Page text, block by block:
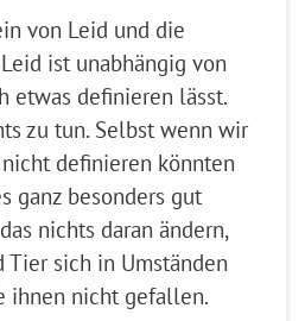
von Leid und die
ist unabhängig von
etwas definieren lässt.
zu tun. Selbst wenn wir
definieren könnten
ganz besonders gut
nichts daran ändern,
Tier sich in Umständen
ihnen nicht gefallen.